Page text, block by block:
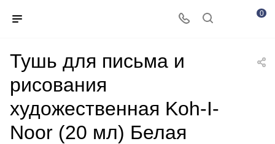
0
Тушь для письма и
рисования
художественная Koh-I-
Noor (20 мл) Белая